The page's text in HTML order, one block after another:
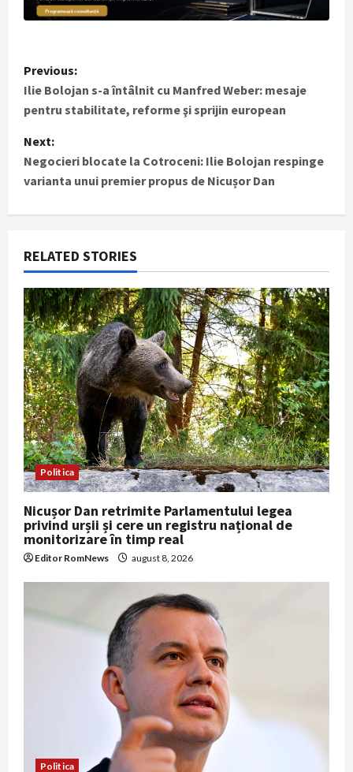
P
o
s
t
v
i
g
a
t
i
o
n
Previous:
Ilie Bolojan s-a întâlnit cu Manfred Weber: mesaje
pentru stabilitate, reforme şi sprijin european
Next:
Negocieri blocate la Cotroceni: Ilie Bolojan respinge
varianta unui premier propus de Nicușor Dan
RELATED STORIES
Politica
Nicușor Dan retrimite Parlamentului legea
privind urșii și cere un registru național de
monitorizare în timp real
Editor RomNews august 8, 2026
Politica